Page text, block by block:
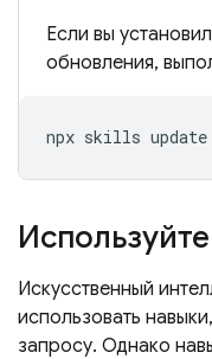
Если вы
обновления,
Искусственный
использовать
запросу. Однако